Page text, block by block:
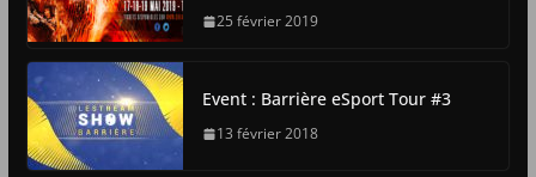
25 février 2019
Event : Barrière eSport Tour #3
13 février 2018